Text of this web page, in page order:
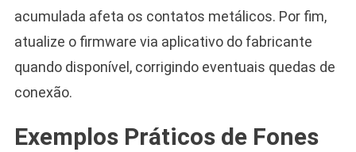
acumulada afeta os contatos metálicos. Por fim,
atualize o firmware via aplicativo do fabricante
quando disponível, corrigindo eventuais quedas de
conexão.
Exemplos Práticos de Fones